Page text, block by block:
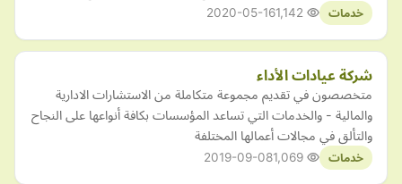
خدمات 2020-05-16
شركة عيادات الأداء
متخصصون في تقديم مجموعة متكاملة من الاستشارات الادارية
والمالية - والخدمات التي تساعد المؤسسات بكافة أنواعها على النجاح
والتألق في مجالات أعمالها المختلفة
خدمات 2019-09-08